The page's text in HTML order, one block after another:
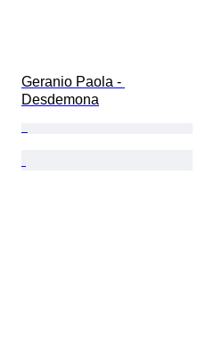
Geranio Paola -
Desdemona